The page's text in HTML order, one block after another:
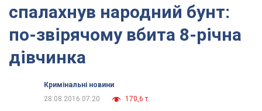
спалахнув народний бунт:
по-звірячому вбита 8-річна
дівчинка
Кримінальні новини
28.08.2016 07:20
170,6 т.